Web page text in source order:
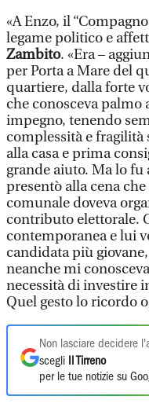
«A Enzo, il
legame politico e
Zambito. «Era –
per Porta a Mare del
quartiere, dalla forte
che conosceva palmo
impegno, tenendo
complessità e fragilità
alla casa e prima
grande aiuto. Ma lo
presentò alla cena
comunale doveva
contributo elettorale.
contemporanea e lui
candidata più
neanche mi
necessità di investire
Quel gesto lo ricordo
Non lasciare decidere
scegli
Il Tirreno
per le tue notizie su